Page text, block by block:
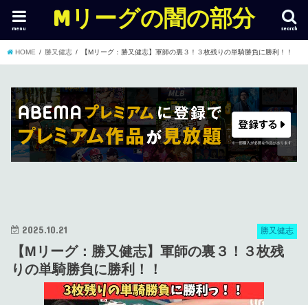
Mリーグの闇の部分 search
menu
HOME 勝又健志 【Mリーグ：勝又健志】軍師の裏３！３枚残りの単騎勝負に勝利！！
勝又健志
2025.10.21
【Mリーグ：勝又健志】軍師の裏３！３枚残
りの単騎勝負に勝利！！